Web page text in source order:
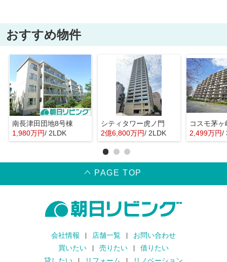
おすすめ物件
南長津田団地8号棟
1,980万円/ 2LDK
シティタワー虎ノ門
2億6,800万円/ 2LDK
コスモ茅
2,499万円/
PAGE TOP
会社情報 店舗一覧
お問い合わせ
買いたい
売りたい
借りたい
貸したい
リフォーム リノベーション